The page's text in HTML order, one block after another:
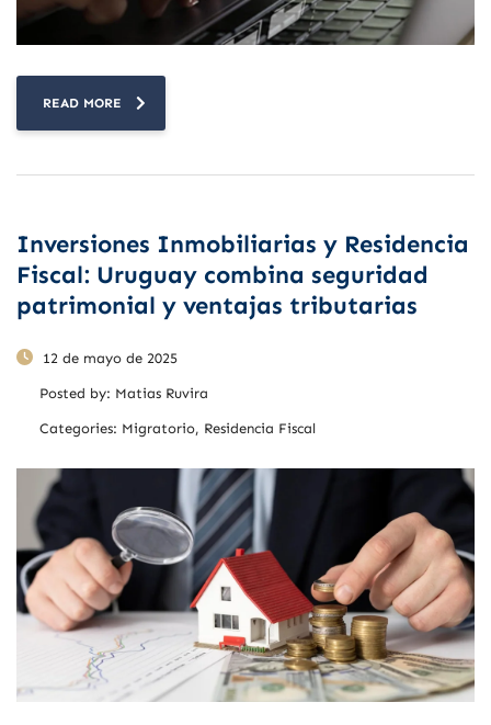
READ MORE
Inversiones Inmobiliarias y Residencia
Fiscal: Uruguay combina seguridad
patrimonial y ventajas tributarias
12 de mayo de 2025
Posted by: Matias Ruvira
Categories: Migratorio, Residencia Fiscal